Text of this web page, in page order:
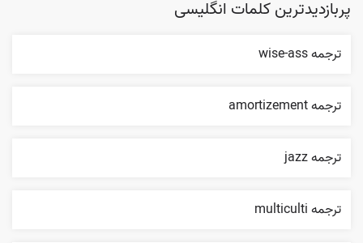
پربازدیدترین کلمات انگلیسی
ترجمه wise-ass
ترجمه amortizement
ترجمه jazz
ترجمه multiculti